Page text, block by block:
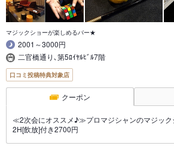
マジックショーが楽しめるバー★
2001～3000円
二官橋通り､第5ﾛｲﾔﾙﾋﾞﾙ7階
口コミ投稿特典対象店
クーポン
≪2次会にオススメ♪≫プロマジシャンのマジッ
2H[飲放]付き2700円